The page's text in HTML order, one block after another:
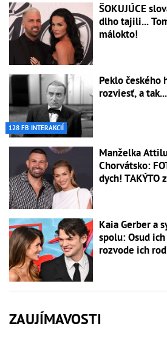
ŠOKUJÚCE
dlho tajili...
málokto!
128 FB INTERAKCIÍ
Peklo českého
rozviesť, a
Manželka
Chorvátsko:
dych! TAKÝTO
Kaia Gerber a
spolu: Osud
rozvode ich
ZAUJÍMAVOSTI